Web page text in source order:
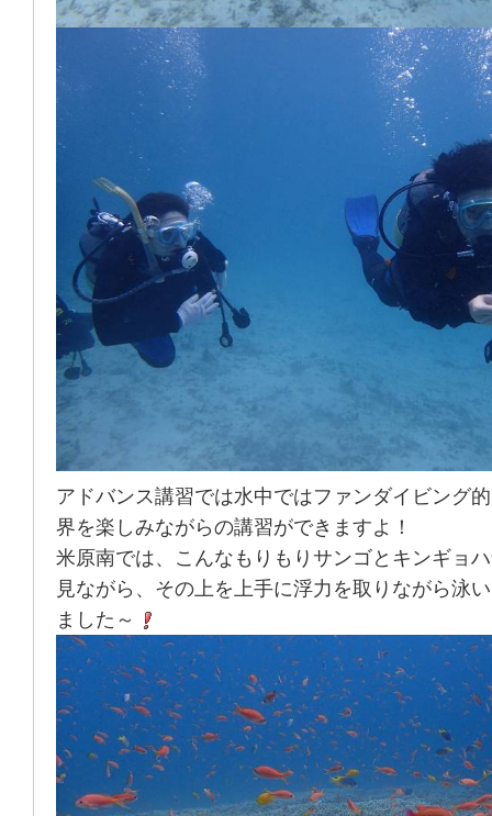
アドバンス講習では水中ではファンダイビング
界を楽しみながらの講習ができますよ！
米原南では、こんなもりもりサンゴとキンギョ
見ながら、その上を上手に浮力を取りながら泳
ました～